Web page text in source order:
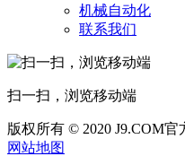
机械自动化
联系我们
扫一扫，浏览移动端
版权所有 © 2020 J9.COM
网站地图